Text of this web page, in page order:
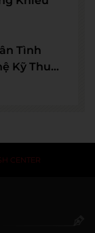
Tình
Kỹ Thuật
CENTER